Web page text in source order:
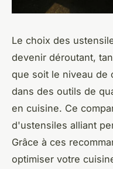
Le choix des
devenir déroutant,
que soit le niveau de
dans des outils de
en cuisine. Ce
d'ustensiles alliant
Grâce à ces
optimiser votre